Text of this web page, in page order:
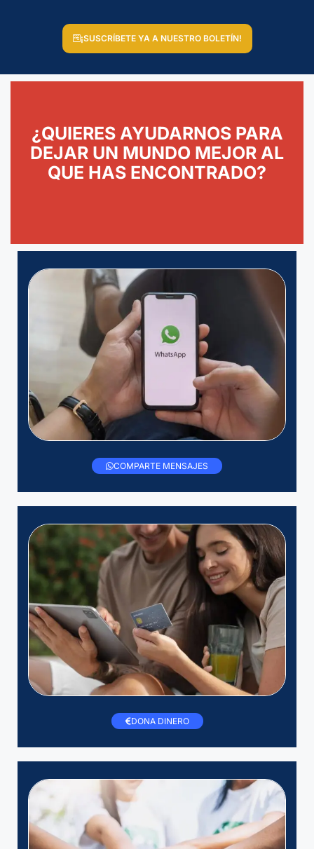
¡SUSCRÍBETE YA A NUESTRO BOLETÍN!
¿QUIERES AYUDARNOS PARA
DEJAR UN MUNDO MEJOR AL
QUE HAS ENCONTRADO?
COMPARTE MENSAJES
DONA DINERO